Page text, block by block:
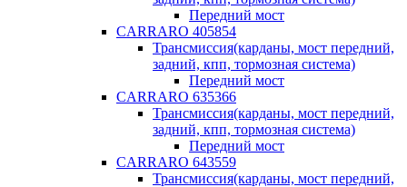
Передний мост
CARRARO 405854
Трансмиссия(карданы, мост передний,
задний, кпп, тормозная система)
Передний мост
CARRARO 635366
Трансмиссия(карданы, мост передний,
задний, кпп, тормозная система)
Передний мост
CARRARO 643559
Трансмиссия(карданы, мост передний,